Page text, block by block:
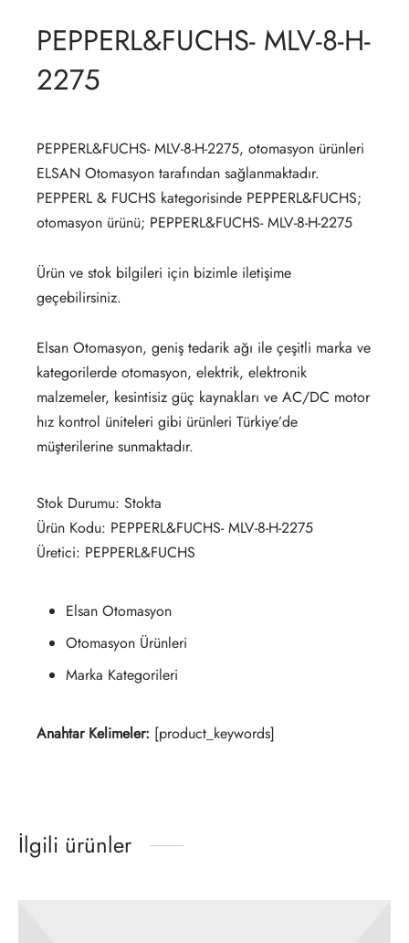
PEPPERL&FUCHS- MLV-8-H-
2275
PEPPERL&FUCHS- MLV-8-H-2275, otomasyon ürünleri
ELSAN Otomasyon tarafından sağlanmaktadır.
PEPPERL & FUCHS kategorisinde PEPPERL&FUCHS;
otomasyon ürünü; PEPPERL&FUCHS- MLV-8-H-2275
Ürün ve stok bilgileri için bizimle iletişime
geçebilirsiniz.
Elsan Otomasyon, geniş tedarik ağı ile çeşitli marka ve
kategorilerde otomasyon, elektrik, elektronik
malzemeler, kesintisiz güç kaynakları ve AC/DC motor
hız kontrol üniteleri gibi ürünleri Türkiye’de
müşterilerine sunmaktadır.
Stok Durumu: Stokta
Ürün Kodu: PEPPERL&FUCHS- MLV-8-H-2275
Üretici: PEPPERL&FUCHS
Elsan Otomasyon
Otomasyon Ürünleri
Marka Kategorileri
Anahtar Kelimeler: [product_keywords]
İlgili ürünler